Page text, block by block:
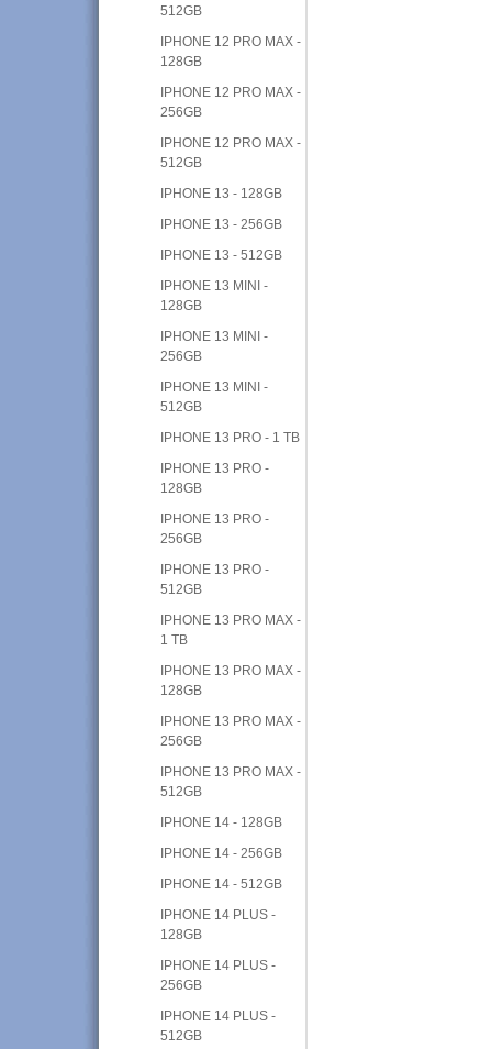
512GB
IPHONE 12 PRO MAX -
128GB
IPHONE 12 PRO MAX -
256GB
IPHONE 12 PRO MAX -
512GB
IPHONE 13 - 128GB
IPHONE 13 - 256GB
IPHONE 13 - 512GB
IPHONE 13 MINI -
128GB
IPHONE 13 MINI -
256GB
IPHONE 13 MINI -
512GB
IPHONE 13 PRO - 1 TB
IPHONE 13 PRO -
128GB
IPHONE 13 PRO -
256GB
IPHONE 13 PRO -
512GB
IPHONE 13 PRO MAX -
1 TB
IPHONE 13 PRO MAX -
128GB
IPHONE 13 PRO MAX -
256GB
IPHONE 13 PRO MAX -
512GB
IPHONE 14 - 128GB
IPHONE 14 - 256GB
IPHONE 14 - 512GB
IPHONE 14 PLUS -
128GB
IPHONE 14 PLUS -
256GB
IPHONE 14 PLUS -
512GB